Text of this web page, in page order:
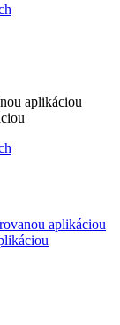
aplikáciou
aplikáciou